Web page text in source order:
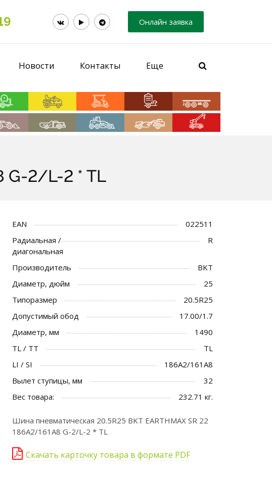
Онлайн заявка
Новости Контакты Еще
G-2/L-2 * TL
EAN
022511
Радиальная /
диагональная
R
Производитель
BKT
Диаметр, дюйм
25
Типоразмер
20.5R25
Допустимый обод
17.00/1.7
Диаметр, мм
1490
TL / TT
TL
LI / SI
186A2/161A8
Вылет ступицы, мм
32
Вес товара:
232.71 кг.
Шина пневматическая 20.5R25 BKT EARTHMAX SR 22
186A2/161A8 G-2/L-2 * TL
Скачать карточку товара в формате PDF